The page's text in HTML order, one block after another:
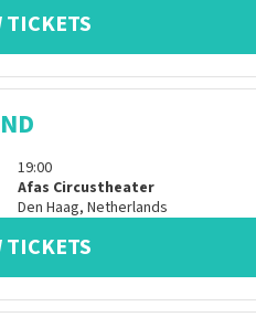
TICKETS
19:00
Afas Circustheater
Den Haag, Netherlands
TICKETS